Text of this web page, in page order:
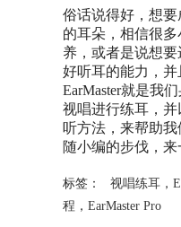
俗话说得好，想
的耳朵，相信很
养，或者是说想
好听耳的能力，并
EarMaster就是我
视唱进行练耳，
听方法，来帮助
随小编的步伐，来
标签： 视唱练耳，
程 ， EarMaster Pro